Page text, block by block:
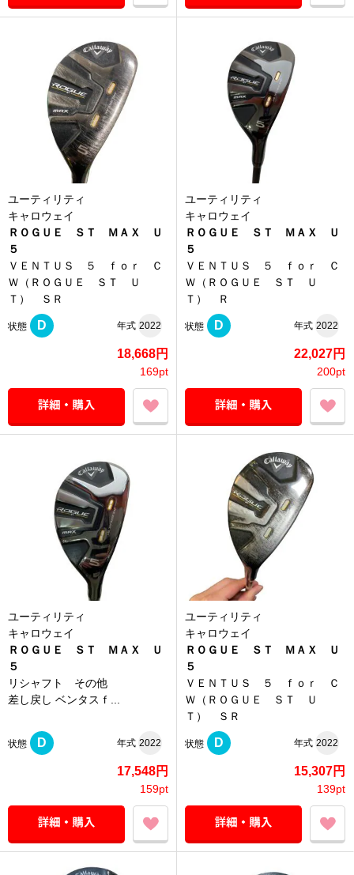
ユーティリティ
キャロウェイ
ＲＯＧＵＥ ＳＴ ＭＡＸ Ｕ
５
ＶＥＮＴＵＳ ５ ｆｏｒ Ｃ
Ｗ（ＲＯＧＵＥ ＳＴ Ｕ
Ｔ） ＳＲ
状態 D 年式 2022
18,668円
169pt
ユーティリティ
キャロウェイ
ＲＯＧＵＥ ＳＴ ＭＡＸ Ｕ
５
ＶＥＮＴＵＳ ５ ｆｏｒ Ｃ
Ｗ（ＲＯＧＵＥ ＳＴ Ｕ
Ｔ） Ｒ
状態 D 年式 2022
22,027円
200pt
ユーティリティ
キャロウェイ
ＲＯＧＵＥ ＳＴ ＭＡＸ Ｕ
５
リシャフト その他
差し戻し ベンタスｆ...
状態 D 年式 2022
17,548円
159pt
ユーティリティ
キャロウェイ
ＲＯＧＵＥ ＳＴ ＭＡＸ Ｕ
５
ＶＥＮＴＵＳ ５ ｆｏｒ Ｃ
Ｗ（ＲＯＧＵＥ ＳＴ Ｕ
Ｔ） ＳＲ
状態 D 年式 2022
15,307円
139pt